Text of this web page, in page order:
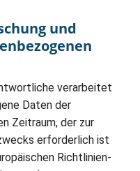
und
verarbeitet
Daten der
Zeitraum, der zur
erforderlich ist
Richtlinien-